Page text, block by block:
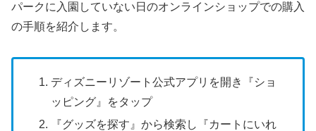
パークに入園していない日のオンラインショップでの購入
の手順を紹介します。
ディズニーリゾート公式アプリを開き『ショ
ッピング』をタップ
『グッズを探す』から検索し『カートにいれ